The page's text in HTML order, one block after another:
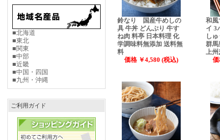
■北海道
■東北
■関東
■中部
■近畿
■中国・四国
■九州・沖縄
ご利用ガイド
鈴なり 国産牛めしの
具 牛丼 どんぶり 牛す
ね肉 料亭 日本料理 化
学調味料無添加 送料無
料
価格 ￥4,580 (税込)
和風
イ 3
し
群馬
上州
価